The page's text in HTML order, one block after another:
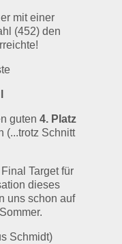
mit einer
(452) den
guten4. Platz
(...trotz Schnitt
Target für
dieses
uns schon auf
Schmidt)